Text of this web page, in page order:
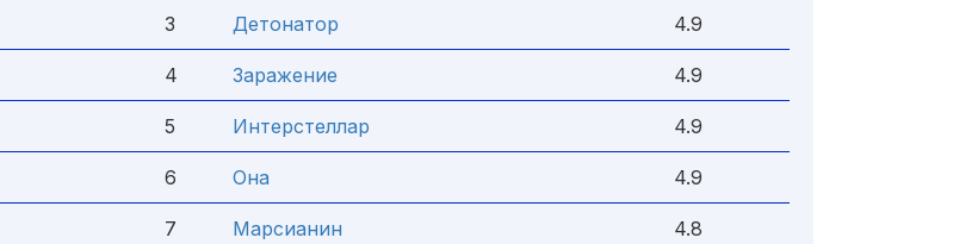
3 Детонатор 4.9
4 Заражение 4.9
5 Интерстеллар 4.9
6 Она 4.9
7 Марсианин 4.8